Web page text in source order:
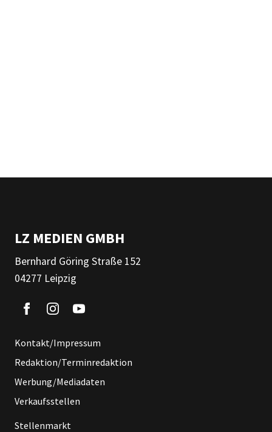
LZ MEDIEN GMBH
Bernhard Göring Straße 152
04277 Leipzig
Kontakt/Impressum
Redaktion/Terminredaktion
Werbung/Mediadaten
Verkaufsstellen
Stellenmarkt